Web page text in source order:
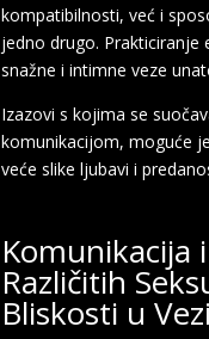
kompatibilnosti, već i
jedno drugo.
snažne i intimne veze
Izazovi s kojima se
komunikacijom, moguće
veće slike ljubavi i
Komunikacija
Različitih
Bliskosti u Vezi